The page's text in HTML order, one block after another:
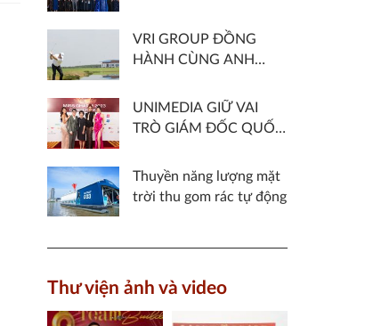
HIỆP HỘI GOLF VIỆT
NAM ĐỒNG TỔ CHỨC
2025 CHÍNH THỨC
KHỞI ĐỘNG VỚI CHỦ
VRI GROUP ĐỒNG
HÀNH CÙNG ANH
NHỮNG CÔNG TRÌNH
ẤN TƯỢNG NĂM 2022
UNIMEDIA GIỮ VAI
TRÒ GIÁM ĐỐC QUỐC
CỬ ĐẠI DIỆN VIỆT
NAM THAM GIA MISS
Thuyền năng lượng mặt
trời thu gom rác tự động
Thư viện ảnh và video